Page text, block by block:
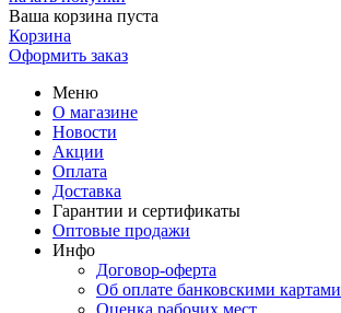
Ваша корзина пуста
Корзина
Оформить заказ
Меню
О магазине
Новости
Акции
Оплата
Доставка
Гарантии и сертификаты
Оптовые продажи
Инфо
Договор-оферта
Об оплате банковскими картами
Оценка рабочих мест